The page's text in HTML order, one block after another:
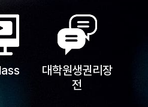
대학원생권리장
전